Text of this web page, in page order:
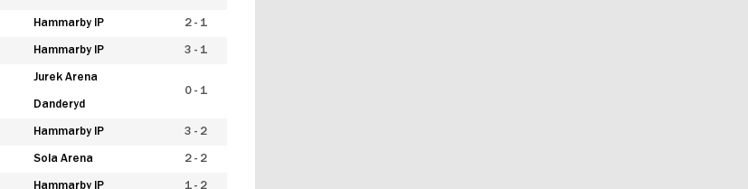
Hammarby IP 2 - 1
Hammarby IP 3 - 1
Jurek Arena
Danderyd
0 - 1
Hammarby IP 3 - 2
Sola Arena 2 - 2
Hammarby IP 1 - 2